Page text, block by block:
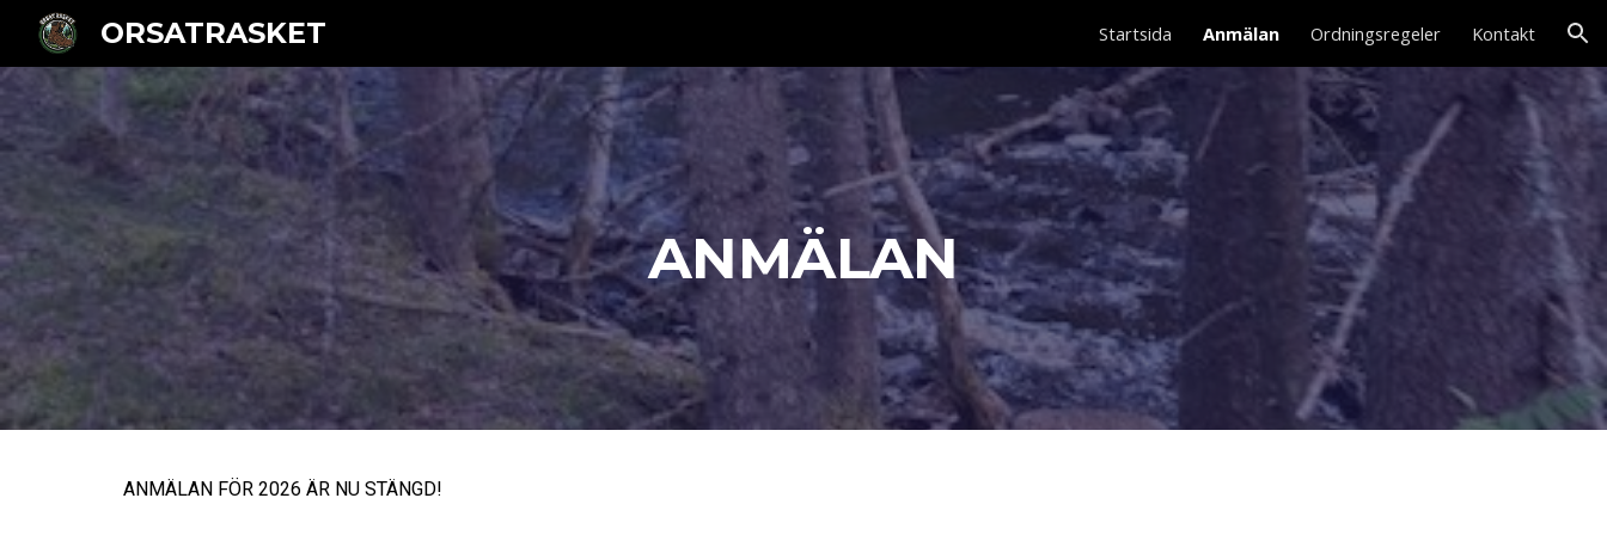
ORSATRASKET Startsida Anmälan Ordningsregeler Kontakt
ANMÄLAN
ANMÄLAN FÖR 2026 ÄR NU STÄNGD!